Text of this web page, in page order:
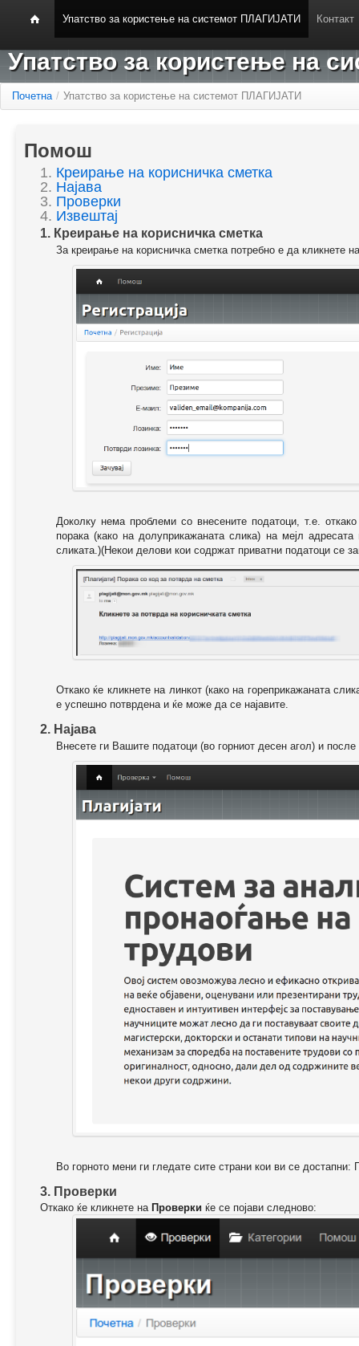
Упатство за користење на системот ПЛАГИЈАТИ Контакт
Упатство за користење на
Почетна / Упатство за користење на системот ПЛАГИЈАТИ
Помош
1. Креирање на корисничка сметка
2. Најава
3. Проверки
4. Извештај
1. Креирање на корисничка сметка
За креирање на корисничка сметка потребно е да кликнете
Доколку нема проблеми со внесените податоци, т.е.
порака (како на долуприкажаната слика) на мејл
сликата.)(Некои делови кои содржат приватни податоци се
Откако ќе кликнете на линкот (како на гореприкажаната
е успешно потврдена и ќе може да се најавите.
2. Најава
Внесете ги Вашите податоци (во горниот десен агол) и
Во горното мени ги гледате сите страни кои ви се
3. Проверки
Откако ќе кликнете на Проверки ќе се појави следново: